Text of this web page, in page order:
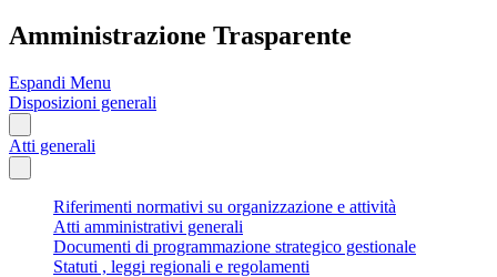
Amministrazione Trasparente
Espandi Menu
Disposizioni generali
Atti generali
Riferimenti normativi su organizzazione e attività
Atti amministrativi generali
Documenti di programmazione strategico gestionale
Statuti , leggi regionali e regolamenti